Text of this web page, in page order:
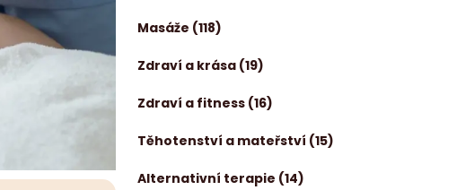
Masáže (118)
Zdraví a krása (19)
Zdraví a fitness (16)
Těhotenství a mateřství (15)
Alternativní terapie (14)